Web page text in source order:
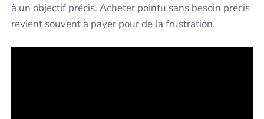
à un objectif précis. Acheter pointu sans besoin précis
revient souvent à payer pour de la frustration.